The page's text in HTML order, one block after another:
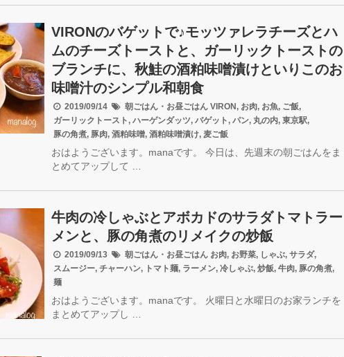
VIRONのバゲットで♪モッツァレラチーズとハ
ムのチーズトーストと、ガーリックトーストの
ブランチに、秋鮭の酒粕味噌漬けといりこのお
味噌汁のシンプル和朝食
2019/09/14 朝ごはん・お昼ごはん VIRON , お肉, お魚, ご飯,
ガーリックトースト , ハーゲンダッツ, バゲット , パン, 丸の内, 東京駅,
豚の角煮, 豚肉, 酒粕味噌, 酒粕味噌漬け, 麦ご飯
おはようございます。manaです。 今日は、先週末の朝ごはんをま
とめてアップして …
牛肉の冷しゃぶとアボカドのサラダトマトラー
メンと、豚の角煮のリメイクの炒飯
2019/09/13 朝ごはん・お昼ごはん お肉, お野菜, しゃぶ, サラダ,
スムージー, チャーハン, トマト麺, ラーメン, 冷しゃぶ, 炒飯, 牛肉, 豚の角煮,
麺
おはようございます。manaです。 火曜日と水曜日のお家ランチを
まとめてアップし …